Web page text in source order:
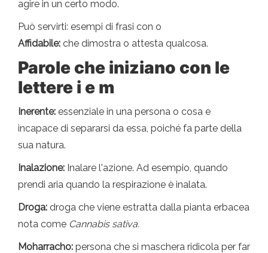
agire in un certo modo.
Può servirti: esempi di frasi con o
Affidabile: che dimostra o attesta qualcosa.
Parole che iniziano con le
lettere i e m
Inerente: essenziale in una persona o cosa e
incapace di separarsi da essa, poiché fa parte della
sua natura.
Inalazione: Inalare l'azione. Ad esempio, quando
prendi aria quando la respirazione è inalata.
Droga: droga che viene estratta dalla pianta erbacea
nota come Cannabis sativa.
Moharracho: persona che si maschera ridicola per far